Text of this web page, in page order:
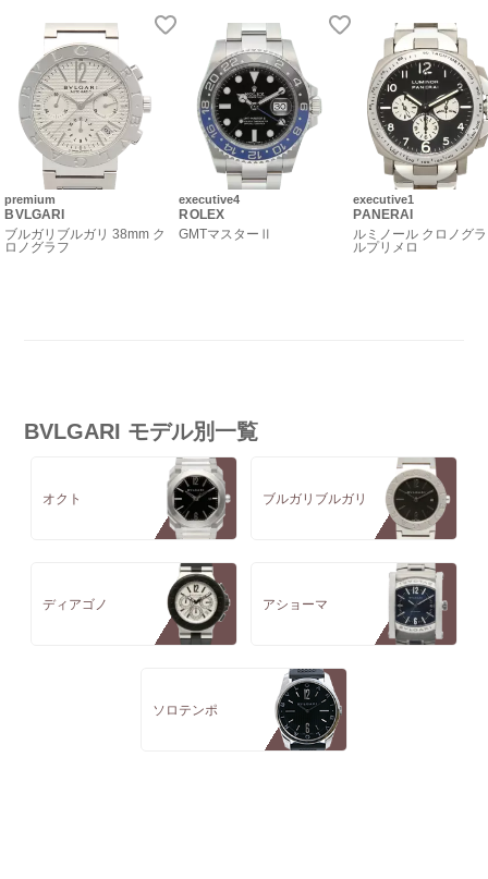
premium
BVLGARI
ブルガリブルガリ 38mm ク
ロノグラフ
executive4
ROLEX
GMTマスターⅡ
executive1
PANERAI
ルミノール クロノグ
ルプリメロ
BVLGARI モデル別一覧
オクト ブルガリブルガリ
ディアゴノ アショーマ
ソロテンポ